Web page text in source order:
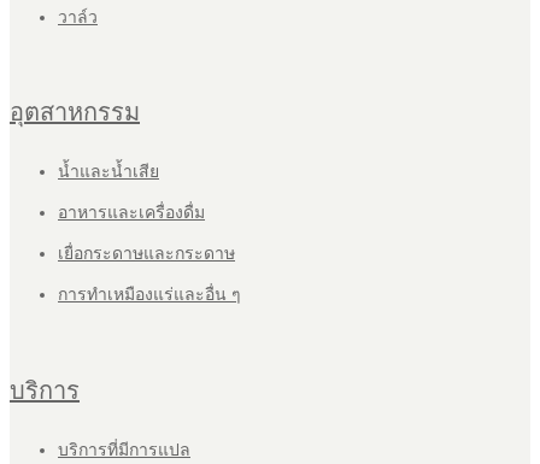
วาล์ว
อุตสาหกรรม
น้ำและน้ำเสีย
อาหารและเครื่องดื่ม
เยื่อกระดาษและกระดาษ
การทำเหมืองแร่และอื่น ๆ
บริการ
บริการที่มีการแปล